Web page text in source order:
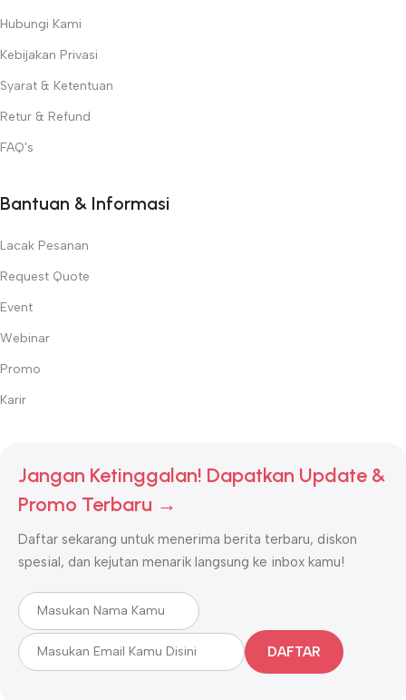
Hubungi Kami
Kebijakan Privasi
Syarat & Ketentuan
Retur & Refund
FAQ's
Bantuan & Informasi
Lacak Pesanan
Request Quote
Event
Webinar
Promo
Karir
Jangan Ketinggalan! Dapatkan Update &
Promo Terbaru →
Daftar sekarang untuk menerima berita terbaru, diskon
spesial, dan kejutan menarik langsung ke inbox kamu!
DAFTAR